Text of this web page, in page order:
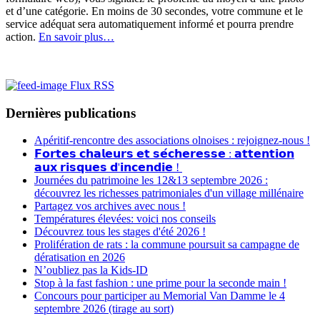
et d’une catégorie. En moins de 30 secondes, votre commune et le
service adéquat sera automatiquement informé et pourra prendre
action. En savoir plus…
Flux RSS
Dernières publications
Apéritif-rencontre des associations olnoises : rejoignez-nous !
𝗙𝗼𝗿𝘁𝗲𝘀 𝗰𝗵𝗮𝗹𝗲𝘂𝗿𝘀 𝗲𝘁 𝘀𝗲́𝗰𝗵𝗲𝗿𝗲𝘀𝘀𝗲 : 𝗮𝘁𝘁𝗲𝗻𝘁𝗶𝗼𝗻
𝗮𝘂𝘅 𝗿𝗶𝘀𝗾𝘂𝗲𝘀 𝗱'𝗶𝗻𝗰𝗲𝗻𝗱𝗶𝗲 !
Journées du patrimoine les 12&13 septembre 2026 :
découvrez les richesses patrimoniales d'un village millénaire
Partagez vos archives avec nous !
Températures élevées: voici nos conseils
Découvrez tous les stages d'été 2026 !
Prolifération de rats : la commune poursuit sa campagne de
dératisation en 2026
N’oubliez pas la Kids-ID
Stop à la fast fashion : une prime pour la seconde main !
Concours pour participer au Memorial Van Damme le 4
septembre 2026 (tirage au sort)